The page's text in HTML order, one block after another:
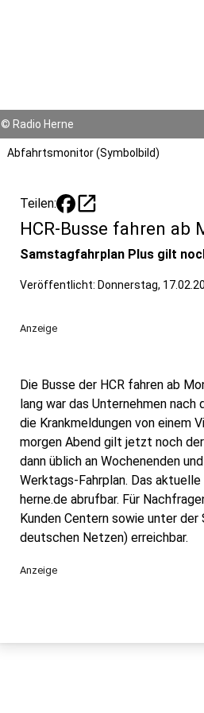
© Radio Herne
Abfahrtsmonitor (Symbolbild)
Teilen: open_in_new
HCR-Busse fahren ab
Samstagfahrplan Plus gilt
Veröffentlicht: Donnerstag,
Anzeige
Die Busse der HCR fahren ab
lang war das Unternehmen
die Krankmeldungen von einem
morgen Abend gilt jetzt noch
dann üblich an Wochenenden
Werktags-Fahrplan. Das
herne.de abrufbar. Für
Kunden Centern sowie unter
deutschen Netzen) erreichbar.
Anzeige